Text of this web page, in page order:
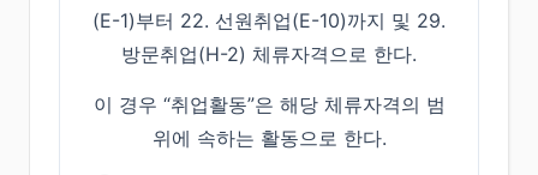
(E-1)부터 22. 선원취업(E-10)까지 및 29.
방문취업(H-2) 체류자격으로 한다.
이 경우 “취업활동”은 해당 체류자격의 범
위에 속하는 활동으로 한다.